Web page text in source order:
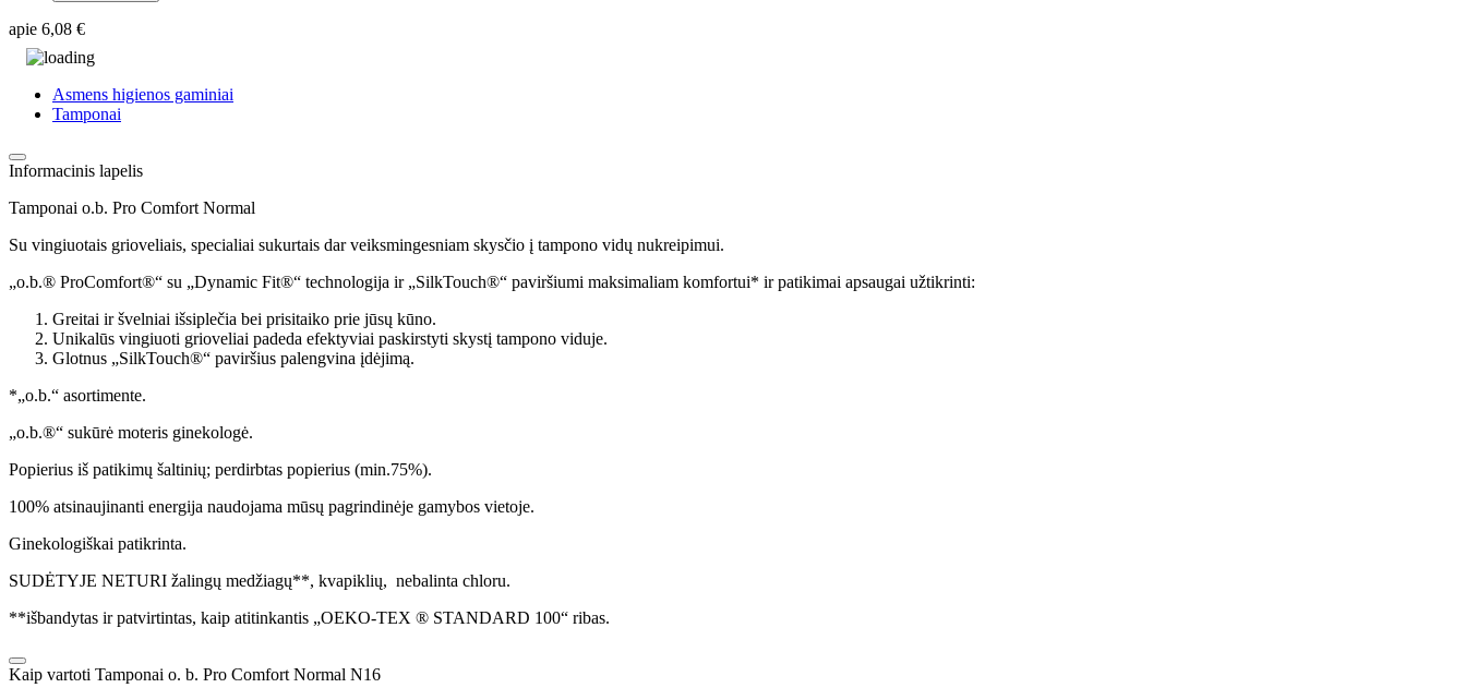
apie 6,08 €
Asmens higienos gaminiai
Tamponai
Informacinis lapelis
Tamponai o.b. Pro Comfort Normal
Su vingiuotais grioveliais, specialiai sukurtais dar veiksmingesniam skysčio į tampono vidų nukreipimui.
„o.b.® ProComfort®“ su „Dynamic Fit®“ technologija ir „SilkTouch®“ paviršiumi maksimaliam komfortui* ir patikimai apsaugai užtikrinti:
Greitai ir švelniai išsiplečia bei prisitaiko prie jūsų kūno.
Unikalūs vingiuoti grioveliai padeda efektyviai paskirstyti skystį tampono viduje.
Glotnus „SilkTouch®“ paviršius palengvina įdėjimą.
*„o.b.“ asortimente.
„o.b.®“ sukūrė moteris ginekologė.
Popierius iš patikimų šaltinių; perdirbtas popierius (min.75%).
100% atsinaujinanti energija naudojama mūsų pagrindinėje gamybos vietoje.
Ginekologiškai patikrinta.
SUDĖTYJE NETURI žalingų medžiagų**, kvapiklių, nebalinta chloru.
**išbandytas ir patvirtintas, kaip atitinkantis „OEKO-TEX ® STANDARD 100“ ribas.
Kaip vartoti Tamponai o. b. Pro Comfort Normal N16